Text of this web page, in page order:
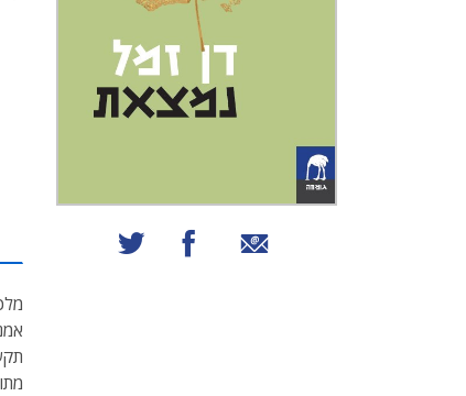
שיתוף באמצעות אימייל
שיתוף בפייסבוק